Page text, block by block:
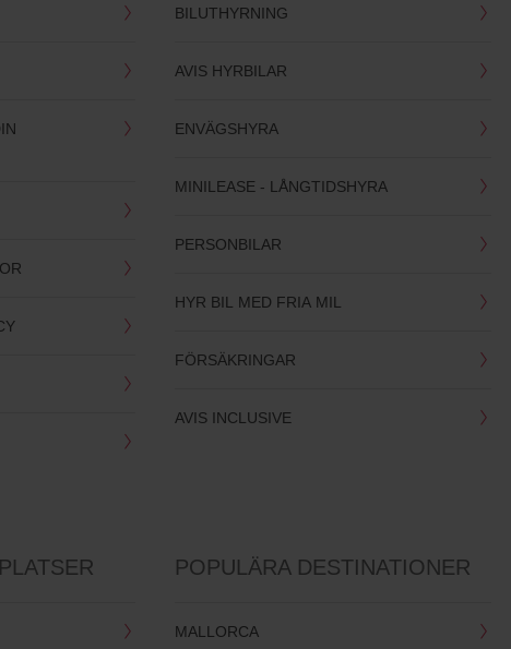
BILUTHYRNING
AVIS HYRBILAR
ENVÄGSHYRA
MINILEASE - LÅNGTIDSHYRA
PERSONBILAR
HYR BIL MED FRIA MIL
FÖRSÄKRINGAR
AVIS INCLUSIVE
POPULÄRA DESTINATIONER
MALLORCA